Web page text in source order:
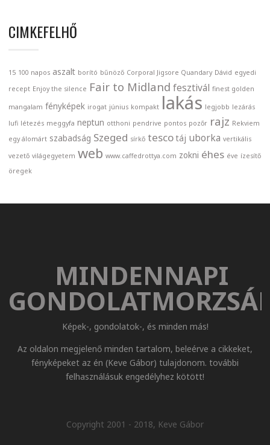
CIMKEFELHŐ
15 100 napos aszalt borító bűnöző Corporal Jigsore Quandary Dávid egyedi
recept Enjoy the silence Fair to Midland fesztivál finest golden
mangalam fényképek irogat június kompakt lakás legjobb lezárás
lufi létezés meggyfa neptun otthoni pendrive pontos pozőr rajz Rekviem
egy álomárt szabadság Szeged sírkő tesco táj uborka vertikális
vezető világegyetem web www.caffedrottya.com zokni éhes éve ízesítő
öregek
MINDENNAPI
Képek-, gondolatok-, és minden más!
Az oldalon megjelenő minden tartalom, beleérve a cikkeket,
fényképeket az én (Keve Gábor) tulajdonom. további
felhasználásuk engedélyhez kötött!
Copyright 2001 - 2018, Keve Gábor